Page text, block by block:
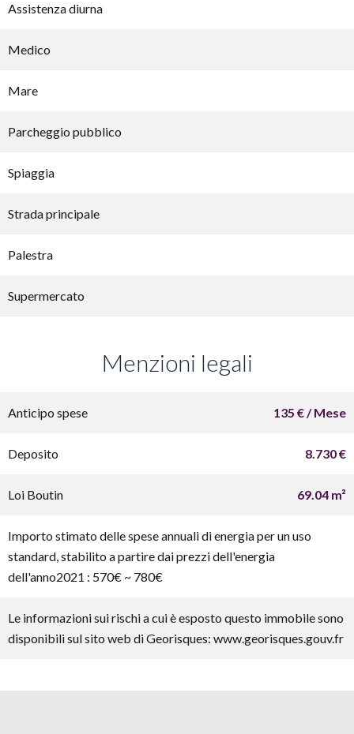
Assistenza diurna
Medico
Mare
Parcheggio pubblico
Spiaggia
Strada principale
Palestra
Supermercato
Menzioni legali
Anticipo spese 135 € / Mese
Deposito 8.730 €
Loi Boutin 69.04 m²
Importo stimato delle spese annuali di energia per un uso
standard, stabilito a partire dai prezzi dell'energia
dell'anno2021 : 570€ ~ 780€
Le informazioni sui rischi a cui è esposto questo immobile sono
disponibili sul sito web di Georisques: www.georisques.gouv.fr